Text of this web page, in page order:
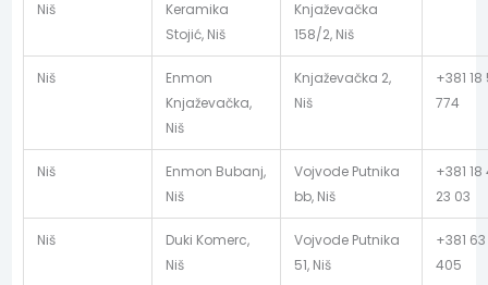
Niš
Keramika
Stojić, Niš
Knjaževačka
158/2, Niš
Niš
Enmon
Knjaževačka,
Niš
Knjaževačka 2,
Niš
+381
774
Niš
Enmon Bubanj,
Niš
Vojvode Putnika
bb, Niš
+381
23 03
Niš
Duki Komerc,
Niš
Vojvode Putnika
51, Niš
+381
405